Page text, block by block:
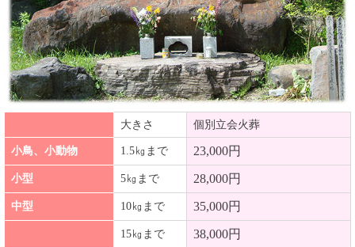
大きさ 個別立会火葬
小鳥、小動物 1.5㎏まで 23,000円
小型 5㎏まで 28,000円
中型 10㎏まで 35,000円
15㎏まで 38,000円